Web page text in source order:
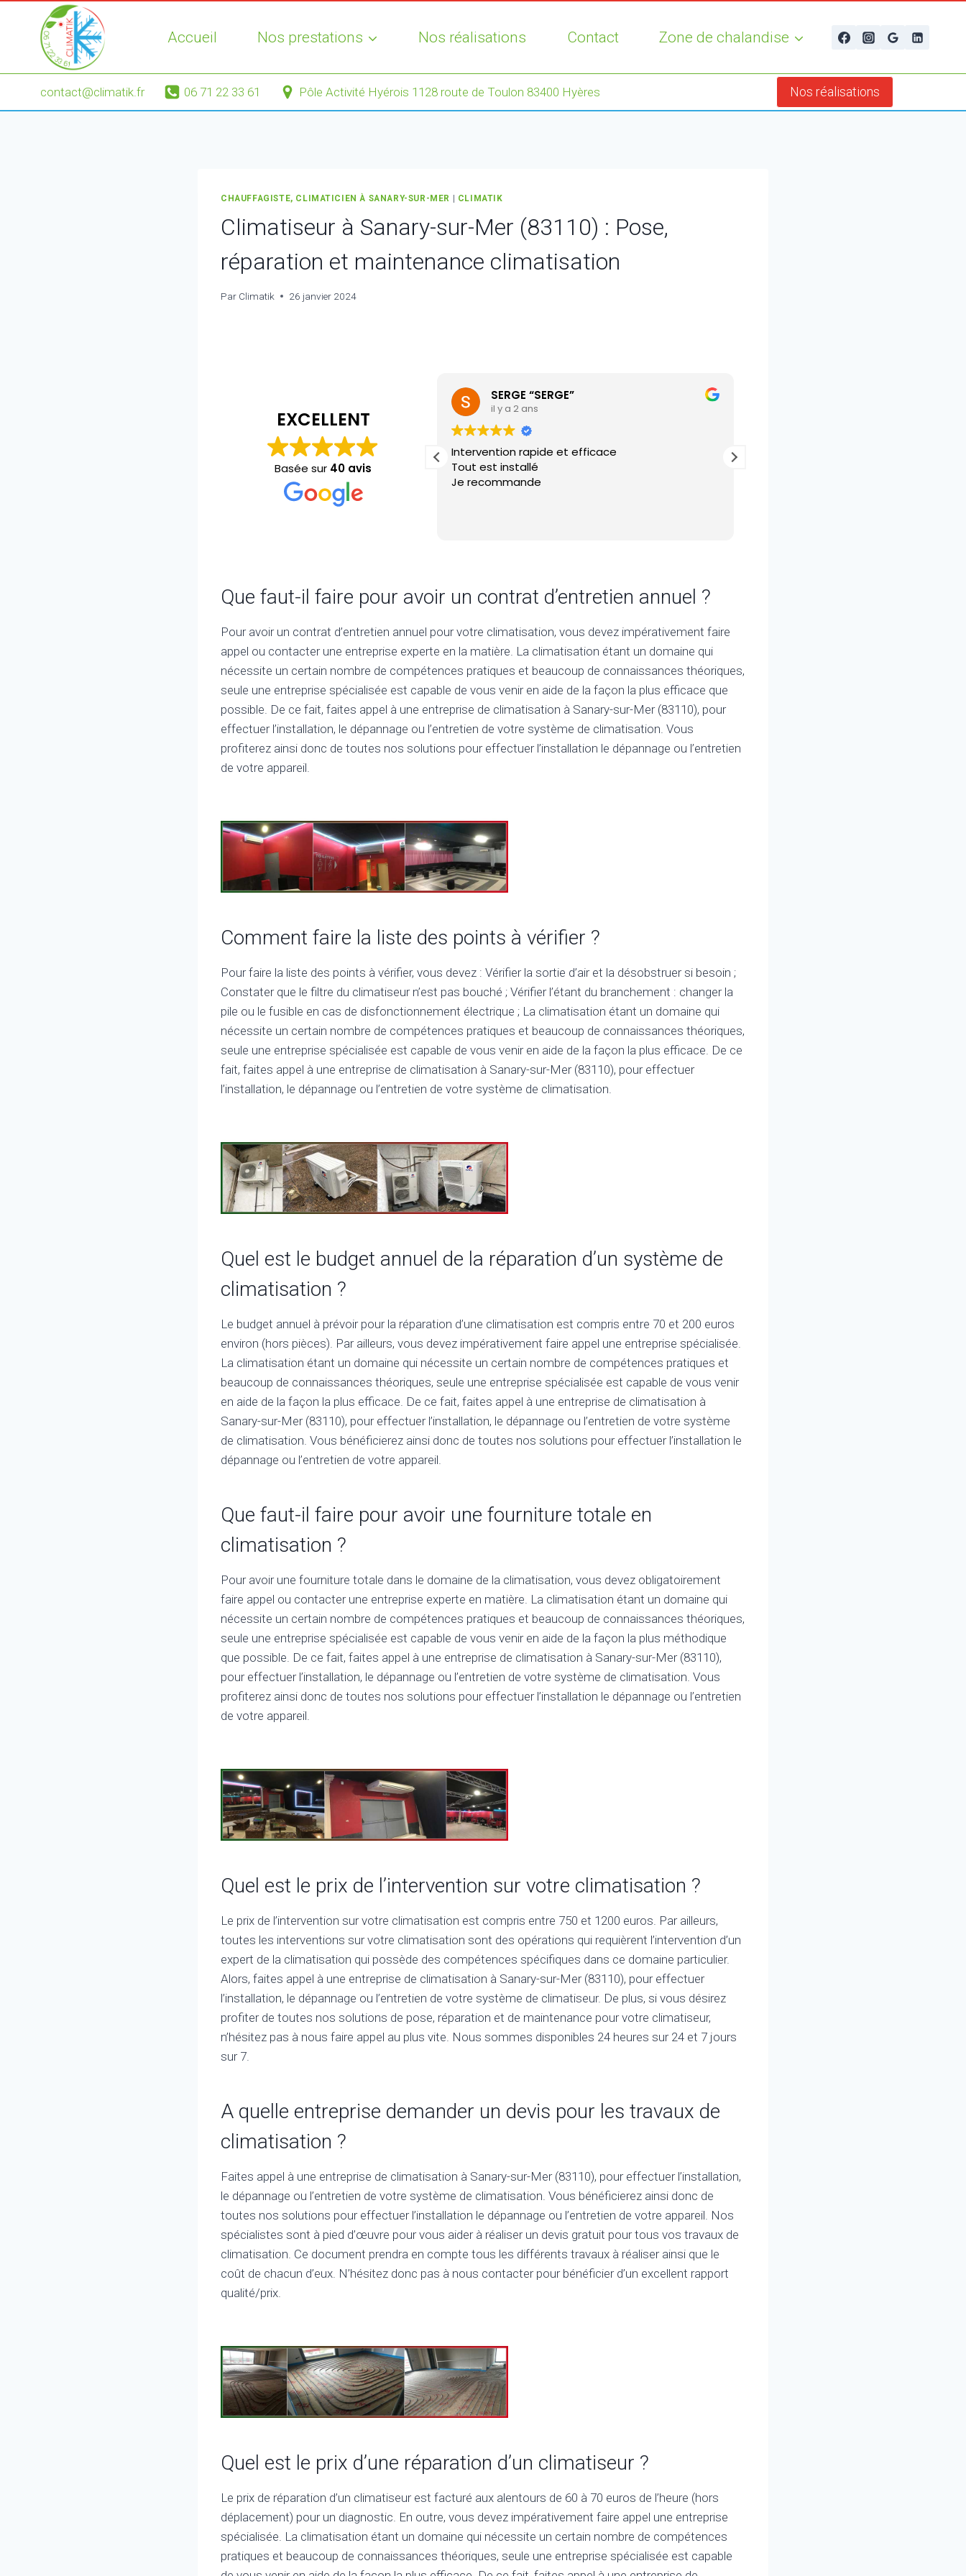
contenu
Accueil Nos prestations Nos réalisations Contact Zone de chalandise
contact@climatik.fr 06 71 22 33 61 Pôle Activité Hyérois 1128 route de Toulon 83400 Hyères Nos réalisations
CHAUFFAGISTE, CLIMATICIEN À SANARY-SUR-MER CLIMATIK
Climatiseur à Sanary-sur-Mer (83110) : Pose,
réparation et maintenance climatisation
Par Climatik 26 janvier 2024
EXCELLENT
Basée sur 40 avis
Personne au top carré et propre
SERGE “SERGE”
il y a 2 ans
Intervention rapide et efficace
Tout est installé
Je recommande
Que faut-il faire pour avoir un contrat d’entretien annuel ?
Pour avoir un contrat d’entretien annuel pour votre climatisation, vous devez impérativement faire
appel ou contacter une entreprise experte en la matière. La climatisation étant un domaine qui
nécessite un certain nombre de compétences pratiques et beaucoup de connaissances théoriques,
seule une entreprise spécialisée est capable de vous venir en aide de la façon la plus efficace que
possible. De ce fait, faites appel à une entreprise de climatisation à Sanary-sur-Mer (83110), pour
effectuer l’installation, le dépannage ou l’entretien de votre système de climatisation. Vous
profiterez ainsi donc de toutes nos solutions pour effectuer l’installation le dépannage ou l’entretien
de votre appareil.
Comment faire la liste des points à vérifier ?
Pour faire la liste des points à vérifier, vous devez : Vérifier la sortie d’air et la désobstruer si besoin ;
Constater que le filtre du climatiseur n’est pas bouché ; Vérifier l’étant du branchement : changer la
pile ou le fusible en cas de disfonctionnement électrique ; La climatisation étant un domaine qui
nécessite un certain nombre de compétences pratiques et beaucoup de connaissances théoriques,
seule une entreprise spécialisée est capable de vous venir en aide de la façon la plus efficace. De ce
fait, faites appel à une entreprise de climatisation à Sanary-sur-Mer (83110), pour effectuer
l’installation, le dépannage ou l’entretien de votre système de climatisation.
Quel est le budget annuel de la réparation d’un système de
climatisation ?
Le budget annuel à prévoir pour la réparation d’une climatisation est compris entre 70 et 200 euros
environ (hors pièces). Par ailleurs, vous devez impérativement faire appel une entreprise spécialisée.
La climatisation étant un domaine qui nécessite un certain nombre de compétences pratiques et
beaucoup de connaissances théoriques, seule une entreprise spécialisée est capable de vous venir
en aide de la façon la plus efficace. De ce fait, faites appel à une entreprise de climatisation à
Sanary-sur-Mer (83110), pour effectuer l’installation, le dépannage ou l’entretien de votre système
de climatisation. Vous bénéficierez ainsi donc de toutes nos solutions pour effectuer l’installation le
dépannage ou l’entretien de votre appareil.
Que faut-il faire pour avoir une fourniture totale en
climatisation ?
Pour avoir une fourniture totale dans le domaine de la climatisation, vous devez obligatoirement
faire appel ou contacter une entreprise experte en matière. La climatisation étant un domaine qui
nécessite un certain nombre de compétences pratiques et beaucoup de connaissances théoriques,
seule une entreprise spécialisée est capable de vous venir en aide de la façon la plus méthodique
que possible. De ce fait, faites appel à une entreprise de climatisation à Sanary-sur-Mer (83110),
pour effectuer l’installation, le dépannage ou l’entretien de votre système de climatisation. Vous
profiterez ainsi donc de toutes nos solutions pour effectuer l’installation le dépannage ou l’entretien
de votre appareil.
Quel est le prix de l’intervention sur votre climatisation ?
Le prix de l’intervention sur votre climatisation est compris entre 750 et 1200 euros. Par ailleurs,
toutes les interventions sur votre climatisation sont des opérations qui requièrent l’intervention d’un
expert de la climatisation qui possède des compétences spécifiques dans ce domaine particulier.
Alors, faites appel à une entreprise de climatisation à Sanary-sur-Mer (83110), pour effectuer
l’installation, le dépannage ou l’entretien de votre système de climatiseur. De plus, si vous désirez
profiter de toutes nos solutions de pose, réparation et de maintenance pour votre climatiseur,
n’hésitez pas à nous faire appel au plus vite. Nous sommes disponibles 24 heures sur 24 et 7 jours
sur 7.
A quelle entreprise demander un devis pour les travaux de
climatisation ?
Faites appel à une entreprise de climatisation à Sanary-sur-Mer (83110), pour effectuer l’installation,
le dépannage ou l’entretien de votre système de climatisation. Vous bénéficierez ainsi donc de
toutes nos solutions pour effectuer l’installation le dépannage ou l’entretien de votre appareil. Nos
spécialistes sont à pied d’œuvre pour vous aider à réaliser un devis gratuit pour tous vos travaux de
climatisation. Ce document prendra en compte tous les différents travaux à réaliser ainsi que le
coût de chacun d’eux. N’hésitez donc pas à nous contacter pour bénéficier d’un excellent rapport
qualité/prix.
Quel est le prix d’une réparation d’un climatiseur ?
Le prix de réparation d’un climatiseur est facturé aux alentours de 60 à 70 euros de l’heure (hors
déplacement) pour un diagnostic. En outre, vous devez impérativement faire appel une entreprise
spécialisée. La climatisation étant un domaine qui nécessite un certain nombre de compétences
pratiques et beaucoup de connaissances théoriques, seule une entreprise spécialisée est capable